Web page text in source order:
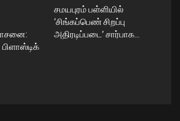
சமயபுரம் பள்ளியில்
‘சிங்கப்பெண் சிறப்பு
அதிரடிப்படை’ சார்பாக…